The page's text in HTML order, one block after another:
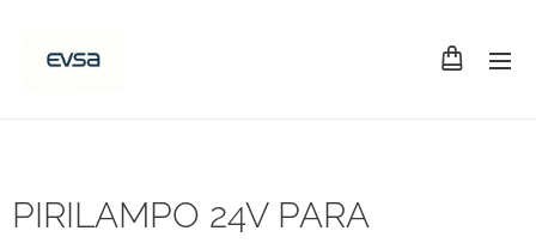
PIRILAMPO 24V PARA